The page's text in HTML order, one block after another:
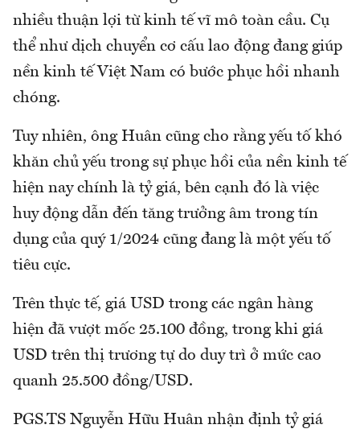
nhiều thuận lợi từ kinh tế vĩ mô toàn cầu. Cụ
thể như dịch chuyển cơ cấu lao động đang giúp
nền kinh tế Việt Nam có bước phục hồi nhanh
chóng.
Tuy nhiên, ông Huân cũng cho rằng yếu tố khó
khăn chủ yếu trong sự phục hồi của nền kinh tế
hiện nay chính là tỷ giá, bên cạnh đó là việc
huy động dẫn đến tăng trưởng âm trong tín
dụng của quý 1/2024 cũng đang là một yếu tố
tiêu cực.
Trên thực tế, giá USD trong các ngân hàng
hiện đã vượt mốc 25.100 đồng, trong khi giá
USD trên thị trương tự do duy trì ở mức cao
quanh 25.500 đồng/USD.
PGS.TS Nguyễn Hữu Huân nhận định tỷ giá